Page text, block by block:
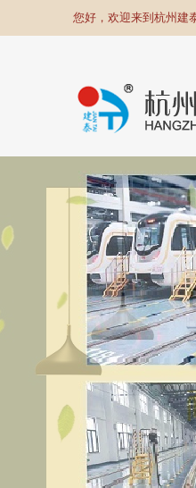
您好，欢迎来到杭州建